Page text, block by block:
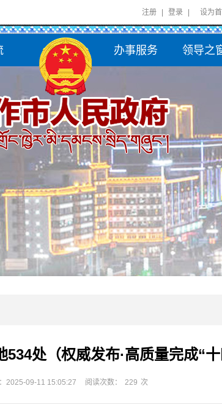
注册 登录 设为
办事服务 领导之
处（权威发布·高质量完成“十
2025-09-11 15:05:27 阅读次数： 229 次